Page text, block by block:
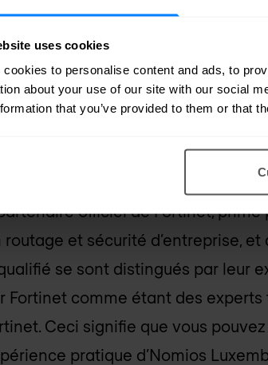
uses cookies
cookies to personalise content and ads, to
about your use of our site with our social
that you’ve provided to them or that
support
officiel de Fortinet, primé
et sécurité d’entreprise, et
se sont distingués par leur
Fortinet comme étant des experts
Ceci signifie que vous
pratique d’Nomios